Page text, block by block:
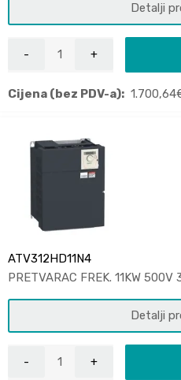
Detalji
Cijena (bez PDV-a): 1.700,64
ATV312HD11N4
PRETVARAC FREK. 11KW 500V
Detalji